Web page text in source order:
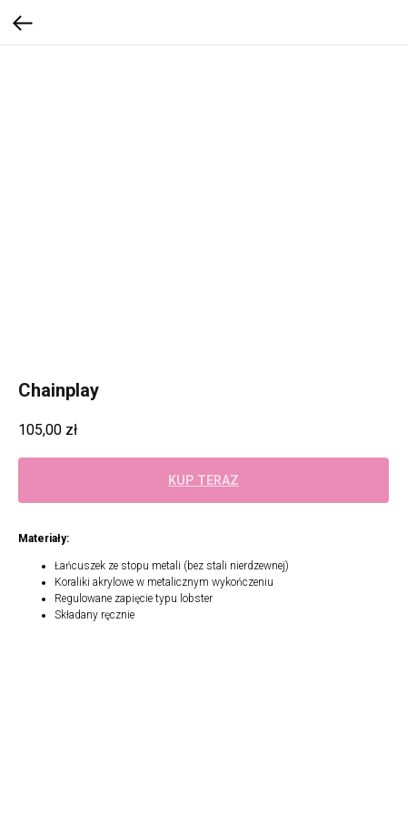
Chainplay
105,00 zł
KUP TERAZ
Materiały:
Łańcuszek ze stopu metali (bez stali nierdzewnej)
Koraliki akrylowe w metalicznym wykończeniu
Regulowane zapięcie typu lobster
Składany ręcznie